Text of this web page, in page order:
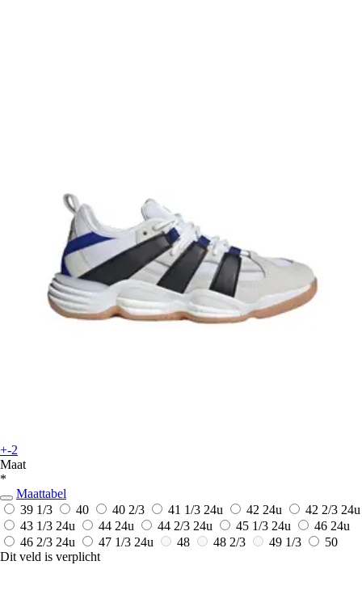
+-2
Maat
*
Maattabel
39 1/3
40 40 2/3 41 1/3 24u 42 24u 42 2/3 24u
43 1/3 24u 44 24u 44 2/3 24u 45 1/3 24u 46 24u
46 2/3 24u 47 1/3 24u 48 48 2/3 49 1/3
50
Dit veld is verplicht